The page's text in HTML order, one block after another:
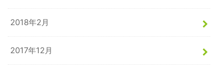
2018年2月
2017年12月